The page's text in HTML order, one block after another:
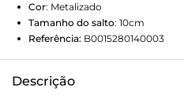
Cor: Metalizado
Tamanho do salto: 10cm
Referência: B0015280140003
Descrição